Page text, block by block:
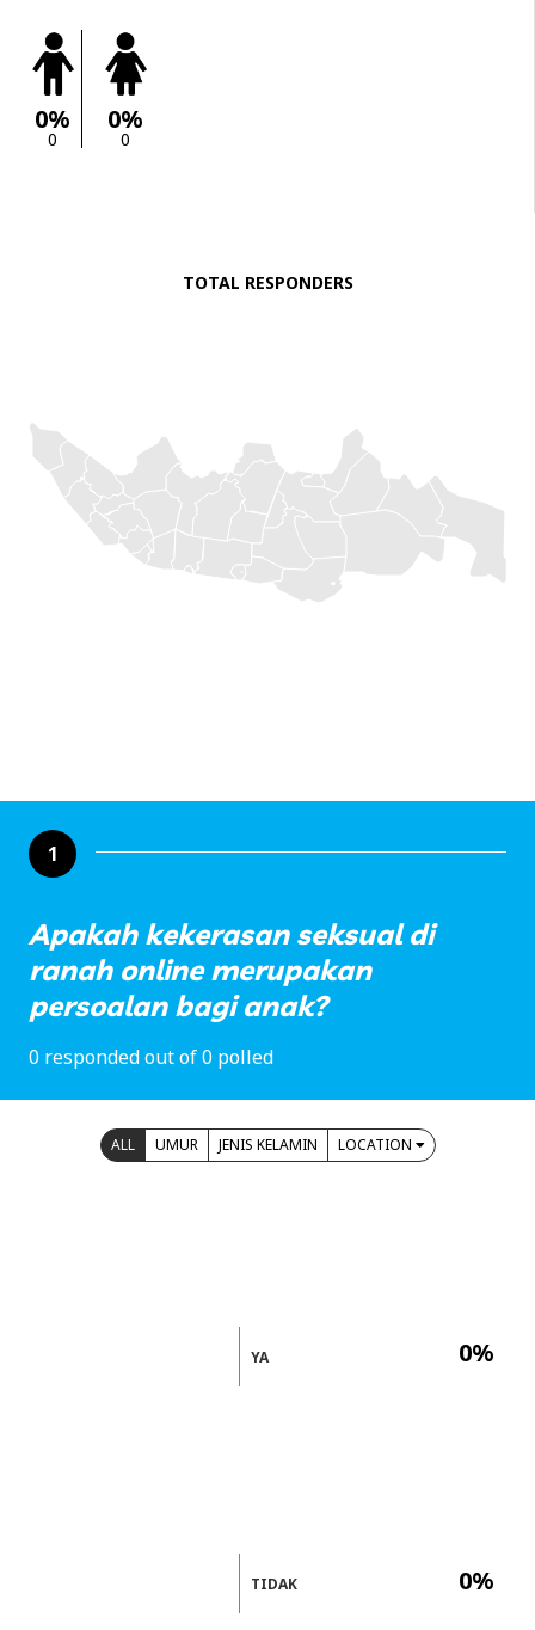
0%
0
0%
0
TOTAL RESPONDERS
1
Apakah kekerasan seksual di
ranah online merupakan
persoalan bagi anak?
0 responded out of 0 polled
ALL UMUR JENIS KELAMIN LOCATION
0%
0%
YA
TIDAK